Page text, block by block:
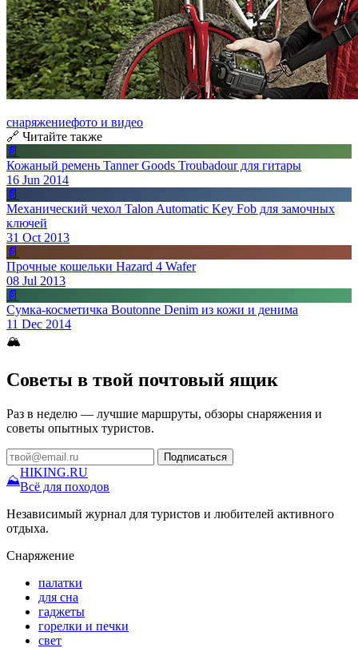
снаряжениефото и видео
🔗 Читайте также
📄
Кожаный ремень Tanner Goods Troubadour для гитары
16 Jun 2014
📄
Механический чехол Talon Automatic Key Fob для замочных
ключей
31 Oct 2013
📄
Прочные кошельки Hazard 4 Wafer
08 Jul 2013
📄
Сумка-косметичка Boutonne Denim из кожи и денима
11 Dec 2014
🏔
Советы в твой почтовый ящик
Раз в неделю — лучшие маршруты, обзоры снаряжения и
советы опытных туристов.
Подписаться
⛰
HIKING.RU
Всё для походов
Независимый журнал для туристов и любителей активного
отдыха.
Снаряжение
палатки
для сна
гаджеты
горелки и печки
свет